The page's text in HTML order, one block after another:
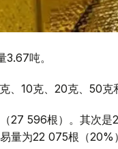
吨。
、10克、20克、50克
27 596根）。其次是
量为22 075根（20%